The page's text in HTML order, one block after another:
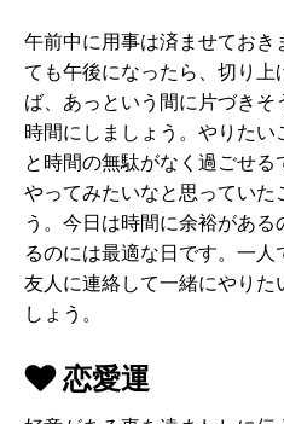
午前中に用事は済ませてお
ても午後になったら、切り
ば、あっという間に片づき
時間にしましょう。やりたい
と時間の無駄がなく過ごせ
やってみたいなと思っていた
う。今日は時間に余裕があ
るのには最適な日です。一人
友人に連絡して一緒にやりた
しょう。
恋愛運